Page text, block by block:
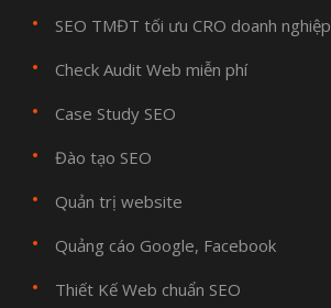
SEO TMĐT tối ưu CRO doanh nghiệp
Check Audit Web miễn phí
Case Study SEO
Đào tạo SEO
Quản trị website
Quảng cáo Google, Facebook
Thiết Kế Web chuẩn SEO